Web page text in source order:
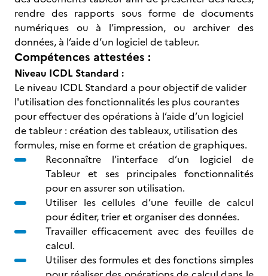
rendre des rapports sous forme de documents
numériques ou à l’impression, ou archiver des
données, à l’aide d’un logiciel de tableur.
Compétences attestées :
Niveau ICDL Standard :
Le niveau ICDL Standard a pour objectif de valider
l'utilisation des fonctionnalités les plus courantes
pour effectuer des opérations à l’aide d’un logiciel
de tableur : création des tableaux, utilisation des
formules, mise en forme et création de graphiques.
Reconnaître l’interface d’un logiciel de
Tableur et ses principales fonctionnalités
pour en assurer son utilisation.
Utiliser les cellules d’une feuille de calcul
pour éditer, trier et organiser des données.
Travailler efficacement avec des feuilles de
calcul.
Utiliser des formules et des fonctions simples